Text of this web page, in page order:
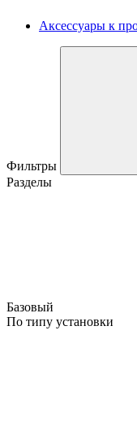
Аксессуары к
Фильтры
Разделы
Базовый
По типу установки